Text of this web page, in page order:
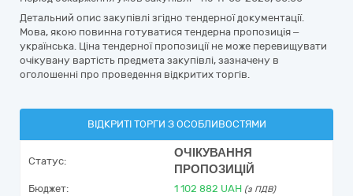
Детальний опис закупівлі згідно тендерної документації.
Мова, якою повинна готуватися тендерна пропозиція –
українська. Ціна тендерної пропозиції не може перевищувати
очікувану вартість предмета закупівлі, зазначену в
оголошенні про проведення відкритих торгів.
ВІДКРИТІ ТОРГИ З ОСОБЛИВОСТЯМИ
Статус:
ОЧІКУВАННЯ
ПРОПОЗИЦІЙ
Бюджет: 1 102 882 UAH (з ПДВ)